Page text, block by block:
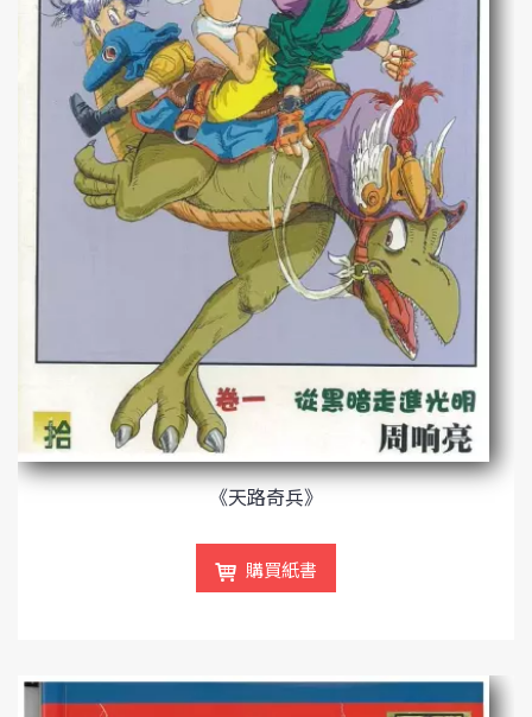
《天路奇兵》
購買紙書